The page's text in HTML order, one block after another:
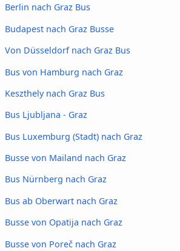
Berlin nach Graz Bus
Budapest nach Graz Busse
Von Düsseldorf nach Graz Bus
Bus von Hamburg nach Graz
Keszthely nach Graz Bus
Bus Ljubljana - Graz
Bus Luxemburg (Stadt) nach Graz
Busse von Mailand nach Graz
Bus Nürnberg nach Graz
Bus ab Oberwart nach Graz
Busse von Opatija nach Graz
Busse von Poreč nach Graz